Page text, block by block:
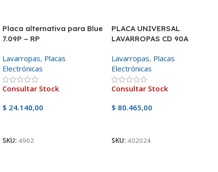
Placa alternativa para Blue
7.09P – RP
Lavarropas, Placas
Electrónicas
Consultar Stock
$ 24.140,00
SKU: 4962
PLACA UNIVERSAL
LAVARROPAS CD 90A
Lavarropas, Placas
Electrónicas
Consultar Stock
$ 80.465,00
SKU: 402024